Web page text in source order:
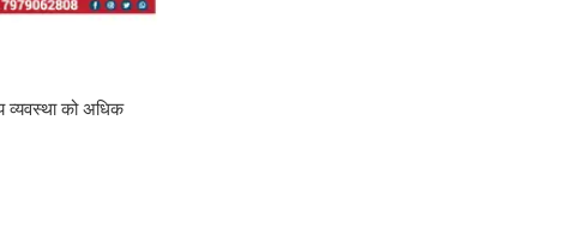
व्यवस्था को अधिक